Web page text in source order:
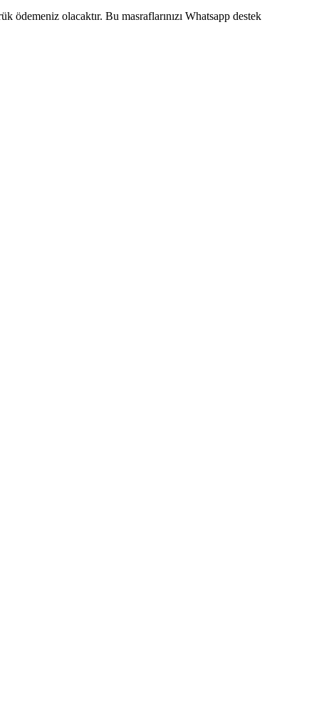
ödemeniz olacaktır. Bu masraflarınızı Whatsapp destek